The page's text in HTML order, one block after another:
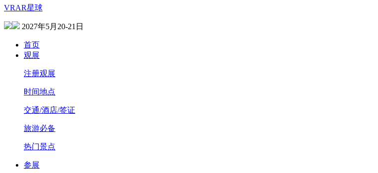
VRAR星球
2027年5月20-21日
首页
观展
注册观展
时间地点
交通/酒店/签证
旅游必备
热门景点
参展